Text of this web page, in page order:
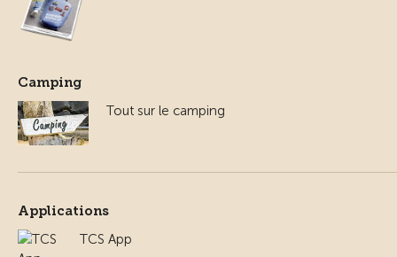
Camping
Tout sur le camping
Applications
TCS App